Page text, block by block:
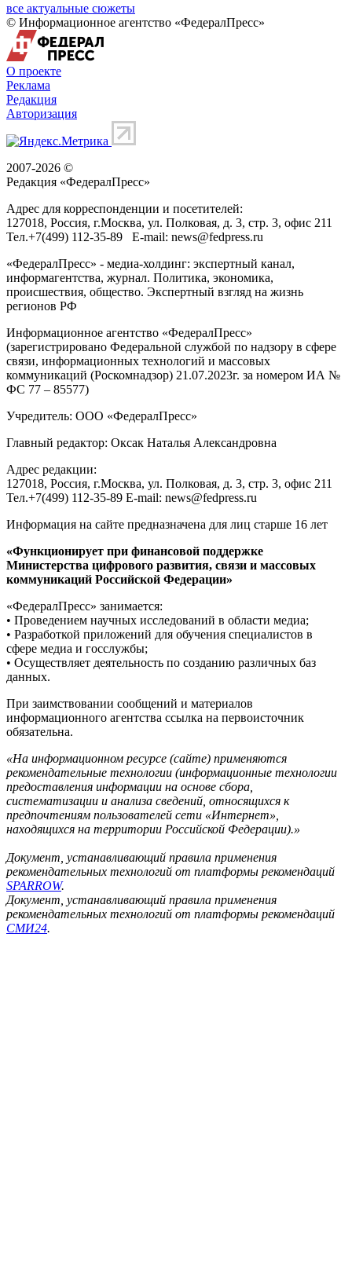
все актуальные сюжеты
© Информационное агентство «ФедералПресс»
О проекте
Реклама
Редакция
Авторизация
2007-2026 ©
Редакция «ФедералПресс»
Адрес для корреспонденции и посетителей:
127018, Россия, г.Москва, ул. Полковая, д. 3, стр. 3, офис 211
Тел.+7(499) 112-35-89 E-mail: news@fedpress.ru
«ФедералПресс» - медиа-холдинг: экспертный канал,
информагентства, журнал. Политика, экономика,
происшествия, общество. Экспертный взгляд на жизнь
регионов РФ
Информационное агентство «ФедералПресс»
(зарегистрировано Федеральной службой по надзору в сфере
связи, информационных технологий и массовых
коммуникаций (Роскомнадзор) 21.07.2023г. за номером ИА №
ФС 77 – 85577)
Учредитель: ООО «ФедералПресс»
Главный редактор: Оксак Наталья Александровна
Адрес редакции:
127018, Россия, г.Москва, ул. Полковая, д. 3, стр. 3, офис 211
Тел.+7(499) 112-35-89 E-mail: news@fedpress.ru
Информация на сайте предназначена для лиц старше 16 лет
«Функционирует при финансовой поддержке
Министерства цифрового развития, связи и массовых
коммуникаций Российской Федерации»
«ФедералПресс» занимается:
• Проведением научных исследований в области медиа;
• Разработкой приложений для обучения специалистов в
сфере медиа и госслужбы;
• Осуществляет деятельность по созданию различных баз
данных.
При заимствовании сообщений и материалов
информационного агентства ссылка на первоисточник
обязательна.
«На информационном ресурсе (сайте) применяются
рекомендательные технологии (информационные технологии
предоставления информации на основе сбора,
систематизации и анализа сведений, относящихся к
предпочтениям пользователей сети «Интернет»,
находящихся на территории Российской Федерации).»
Документ, устанавливающий правила применения
рекомендательных технологий от платформы рекомендаций
SPARROW.
Документ, устанавливающий правила применения
рекомендательных технологий от платформы рекомендаций
СМИ24.